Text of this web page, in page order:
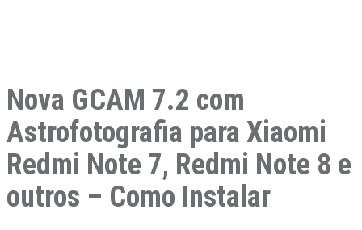
Nova GCAM 7.2 com
Astrofotografia para Xiaomi
Redmi Note 7, Redmi Note 8 e
outros – Como Instalar